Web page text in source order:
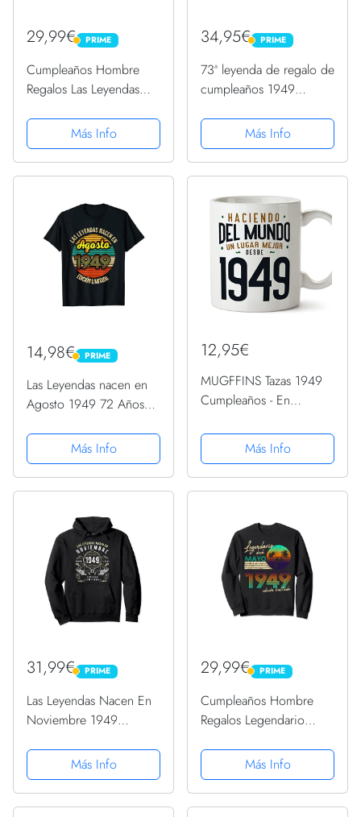
29,99€ PRIME
PRIME
Cumpleaños Hombre
Regalos Las Leyendas
con Capucha
Más Info
34,95€ PRIME
PRIME
73ª leyenda de regalo de
cumpleaños 1949
Más Info
14,98€ PRIME
PRIME
Las Leyendas nacen en
Agosto 1949 72 Años
CamisetaMás Info
12,95€
MUGFFINS Tazas 1949
Cumpleaños - En
Mundo un Lugar Mejor -
11 oz / 330 ml - Regalo
original y divertido
Más Info
31,99€ PRIME
PRIME
Las Leyendas Nacen En
Noviembre 1949
Más Info
29,99€ PRIME
PRIME
Cumpleaños Hombre
Regalos Legendario
SudaderaMás Info